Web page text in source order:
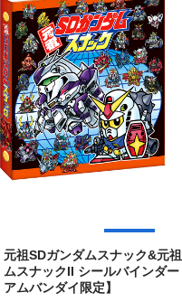
元祖SDガンダムスナック&元
ムスナックII シールバインダー
アムバンダイ限定】